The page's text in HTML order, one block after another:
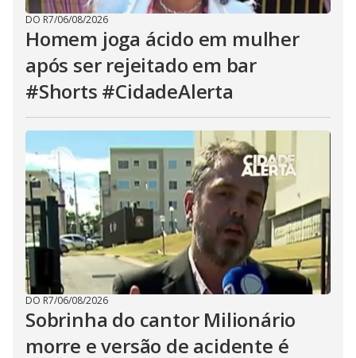
DO R7/06/08/2026
Homem joga ácido em mulher
após ser rejeitado em bar
#Shorts #CidadeAlerta
DO R7/06/08/2026
Sobrinha do cantor Milionário
morre e versão de acidente é